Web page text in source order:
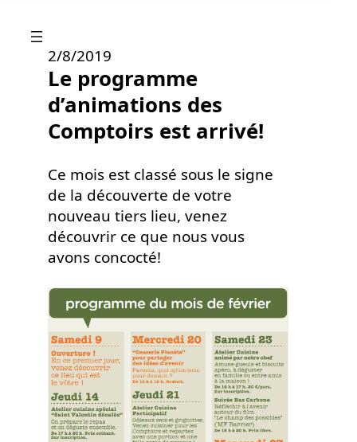
2/8/2019
Le programme
d’animations des
Comptoirs est arrivé!
Ce mois est classé sous le signe
de la découverte de votre
nouveau tiers lieu, venez
découvrir ce que nous vous
avons concocté!